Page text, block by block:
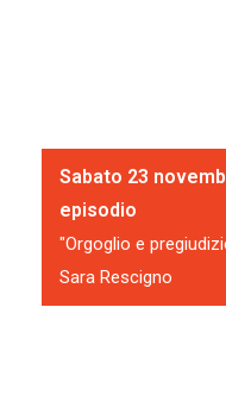
Sabato 23
episodio
"Orgoglio e
Sara Rescigno